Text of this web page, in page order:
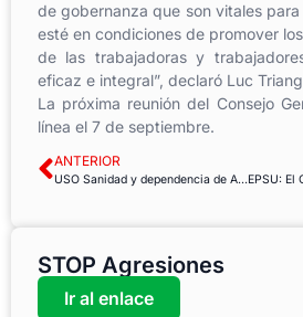
de gobernanza que son vitales
esté en condiciones de promover
de las trabajadoras y
eficaz e integral”, declaró Luc
La próxima reunión del Consejo
línea el 7 de septiembre.
ANTERIOR
USO Sanidad y dependencia de Andalucía se une para hacer visible el estado de descuido y la intención de privatización de la lavandería del Hospital Universitario Puerta del mar en la provincia de Cádiz
STOP Agresiones
Ir al enlace